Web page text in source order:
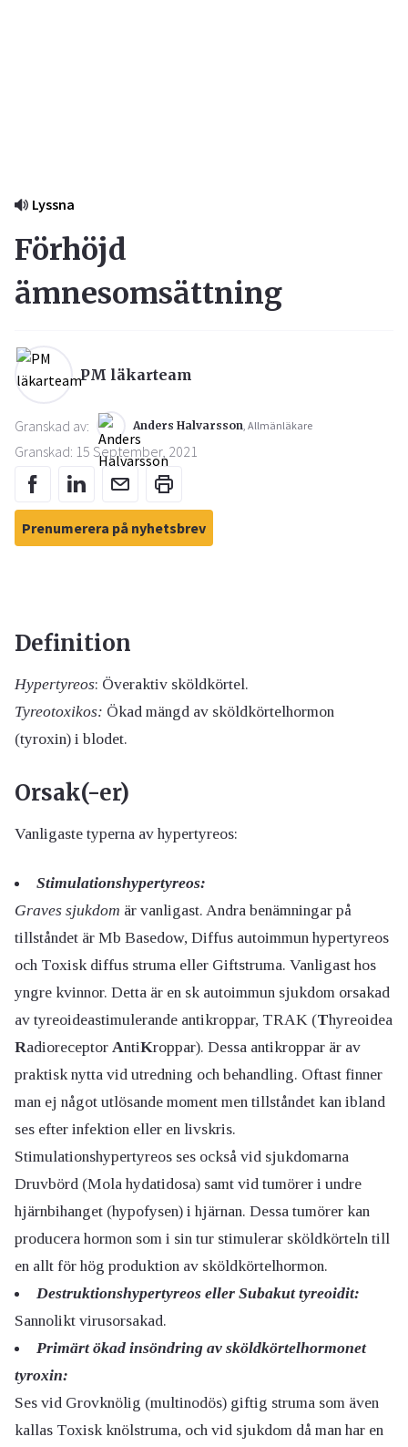
Lyssna
Förhöjd
ämnesomsättning
PM läkarteam
Granskad av: Anders Halvarsson, Allmänläkare
Granskad: 15 September, 2021
Prenumerera på nyhetsbrev
Definition
Hypertyreos: Överaktiv sköldkörtel.
Tyreotoxikos: Ökad mängd av sköldkörtelhormon
(tyroxin) i blodet.
Orsak(-er)
Vanligaste typerna av hypertyreos:
Stimulationshypertyreos:
Graves sjukdom är vanligast. Andra benämningar på
tillståndet är Mb Basedow, Diffus autoimmun hypertyreos
och Toxisk diffus struma eller Giftstruma. Vanligast hos
yngre kvinnor. Detta är en sk autoimmun sjukdom orsakad
av tyreoideastimulerande antikroppar, TRAK (Thyreoidea
Radioreceptor AntiKroppar). Dessa antikroppar är av
praktisk nytta vid utredning och behandling. Oftast finner
man ej något utlösande moment men tillståndet kan ibland
ses efter infektion eller en livskris.
Stimulationshypertyreos ses också vid sjukdomarna
Druvbörd (Mola hydatidosa) samt vid tumörer i undre
hjärnbihanget (hypofysen) i hjärnan. Dessa tumörer kan
producera hormon som i sin tur stimulerar sköldkörteln till
en allt för hög produktion av sköldkörtelhormon.
Destruktionshypertyreos eller Subakut tyreoidit:
Sannolikt virusorsakad.
Primärt ökad insöndring av sköldkörtelhormonet
tyroxin:
Ses vid Grovknölig (multinodös) giftig struma som även
kallas Toxisk knölstruma, och vid sjukdom då man har en